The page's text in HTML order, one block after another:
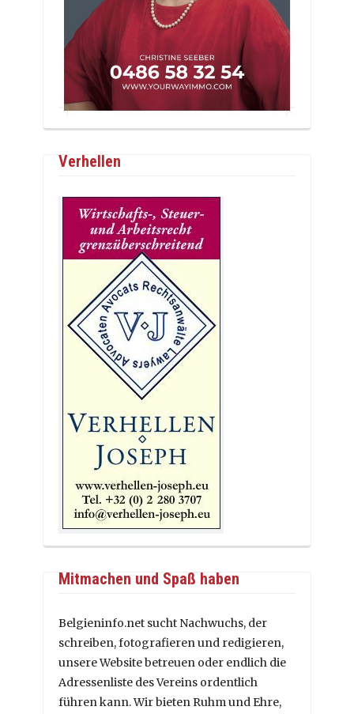
Verhellen
Mitmachen und Spaß haben
Belgieninfo.net sucht Nachwuchs, der
schreiben, fotografieren und redigieren,
unsere Website betreuen oder endlich die
Adressenliste des Vereins ordentlich
führen kann. Wir bieten Ruhm und Ehre,